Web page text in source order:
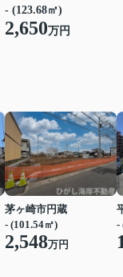
- (123.68㎡)
2,650万円
茅ヶ崎市円蔵
- (101.54㎡)
2,548万円
-